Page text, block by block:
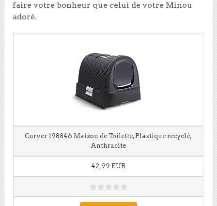
faire votre bonheur que celui de votre Minou
adoré.
Curver 198846 Maison de Toilette, Plastique recyclé,
Anthracite
42,99 EUR